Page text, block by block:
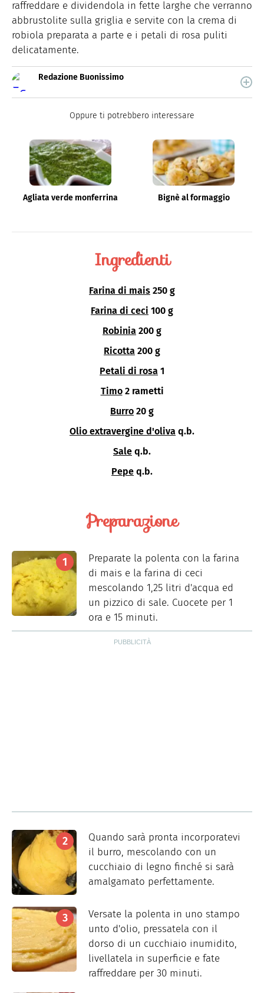
raffreddare e dividendola in fette larghe che verranno
abbrustolite sulla griglia e servite con la crema di
robiola preparata a parte e i petali di rosa puliti
delicatamente.
Redazione Buonissimo
quale trovi idee veloci, facili e spiegate passo passo.
Oppure ti potrebbero interessare
Agliata verde monferrina Bignè al formaggio
Ingredienti
Farina di mais 250 g
Farina di ceci 100 g
Robinia 200 g
Ricotta 200 g
Petali di rosa 1
Timo 2 rametti
Burro 20 g
Olio extravergine d'oliva q.b.
Sale q.b.
Pepe q.b.
Preparazione
Preparate la polenta con la farina
di mais e la farina di ceci
mescolando 1,25 litri d'acqua ed
un pizzico di sale. Cuocete per 1
ora e 15 minuti.
Quando sarà pronta incorporatevi
il burro, mescolando con un
cucchiaio di legno finché si sarà
amalgamato perfettamente.
Versate la polenta in uno stampo
unto d'olio, pressatela con il
dorso di un cucchiaio inumidito,
livellatela in superficie e fate
raffreddare per 30 minuti.